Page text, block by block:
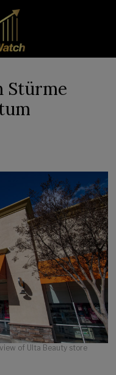
Stürme
of Ulta Beauty store